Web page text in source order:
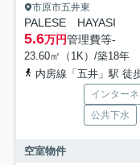
市原市五井東
PALESE HAYASI
5.6万円管理費等-
23.60㎡（1K）/築18年
内房線「五井」駅 徒
インター
公共下水
空室物件